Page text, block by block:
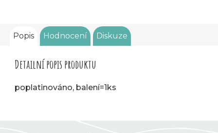
Popis Hodnocení Diskuze
Detailní popis produktu
poplatinováno, balení=1ks